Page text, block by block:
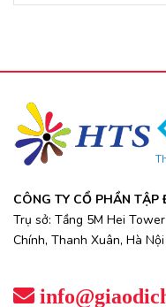
CÔNG TY CỔ PHẦN
Trụ sở: Tầng 5M Hei
Chính, Thanh Xuân, Hà Nội